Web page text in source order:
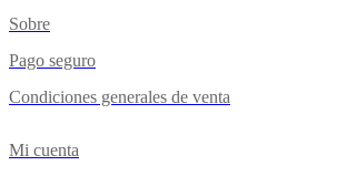
Sobre
Pago seguro
Condiciones generales de venta
Mi cuenta